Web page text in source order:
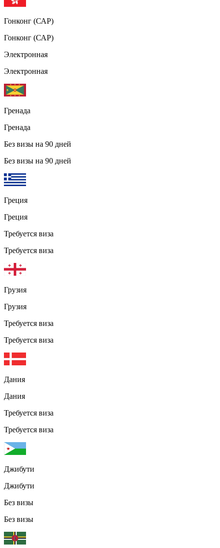
Гонконг (САР)
Гонконг (САР)
Электронная
Электронная
Гренада
Гренада
Без визы на 90 дней
Без визы на 90 дней
Греция
Греция
Требуется виза
Требуется виза
Грузия
Грузия
Требуется виза
Требуется виза
Дания
Дания
Требуется виза
Требуется виза
Джибути
Джибути
Без визы
Без визы